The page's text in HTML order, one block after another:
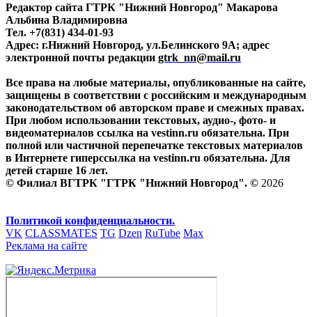
Редактор сайта ГТРК "Нижний Новгород" Макарова
Альбина Владимировна
Тел. +7(831) 434-01-93
Адрес: г.Нижний Новгород, ул.Белинского 9А; адрес
электронной почты редакции gtrk_nn@mail.ru
Все права на любые материалы, опубликованные на сайте,
защищены в соответствии с российским и международным
законодательством об авторском праве и смежных правах.
При любом использовании текстовых, аудио-, фото- и
видеоматериалов ссылка на vestinn.ru обязательна. При
полной или частичной перепечатке текстовых материалов
в Интернете гиперссылка на vestinn.ru обязательна. Для
детей старше 16 лет.
© Филиал ВГТРК "ГТРК "Нижний Новгород". © 2026
Политикой конфиденциальности.
VK CLASSMATES TG Dzen RuTube Max
Реклама на сайте